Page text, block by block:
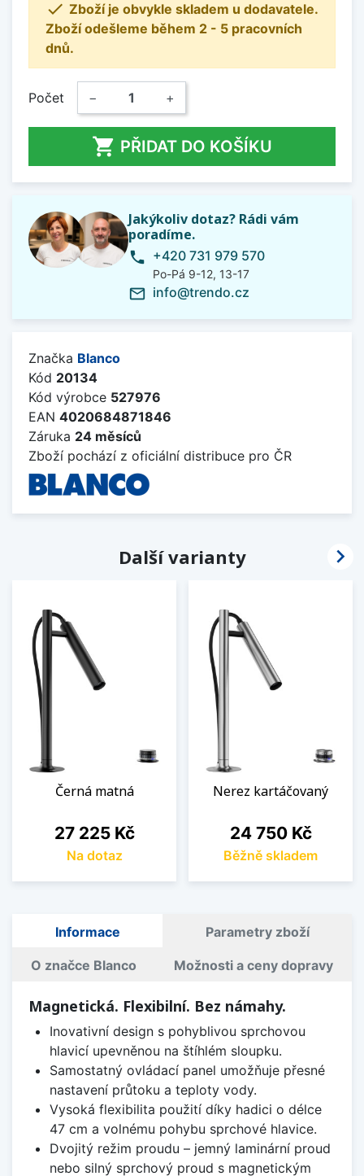
 Zboží je obvykle skladem u dodavatele.
Zboží odešleme během 2 - 5 pracovních
dnů.
Počet − +
 PŘIDAT DO KOŠÍKU
Jakýkoliv dotaz? Rádi vám
poradíme.
phone +420 731 979 570
Po-Pá 9-12, 13-17
mail_outline info@trendo.cz
Značka Blanco
Kód 20134
Kód výrobce 527976
EAN 4020684871846
Záruka 24 měsíců
Zboží pochází z oficiální distribuce pro ČR
Další varianty
Černá matná
Cena
27 225 Kč
Na dotaz
Nerez kartáčovaný
Cena
24 750 Kč
Běžně skladem

Informace Parametry zboží
O značce Blanco Možnosti a ceny dopravy
Magnetická. Flexibilní. Bez námahy.
Inovativní design s pohyblivou sprchovou
hlavicí upevněnou na štíhlém sloupku.
Samostatný ovládací panel umožňuje přesné
nastavení průtoku a teploty vody.
Vysoká flexibilita použití díky hadici o délce
47 cm a volnému pohybu sprchové hlavice.
Dvojitý režim proudu – jemný laminární proud
nebo silný sprchový proud s magnetickým